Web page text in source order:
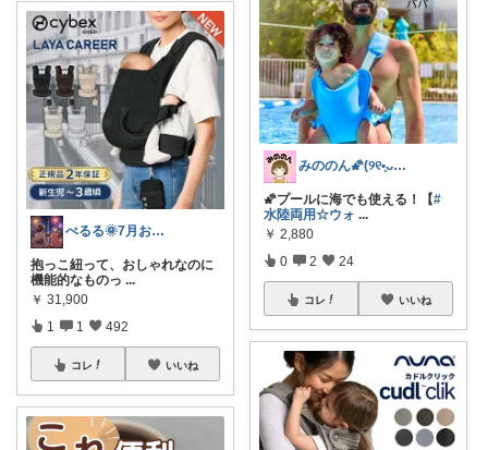
ぺるる🌞7月お疲れ様でした😊
抱っこ紐って、おしゃれなのに
機能的なものっ ...
￥ 31,900
1 1 492
コレ いいね
みののん🌠(୨୧•͈ᴗ•͈)感謝♡
🌠プールに海でも使える！【#
水陸両用☆ウォ ...
￥ 2,880
0 2 24
コレ いいね